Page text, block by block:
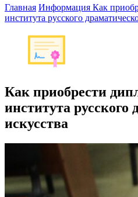
Главная Информация Как
института русского
Как приобрести
института русского
искусства